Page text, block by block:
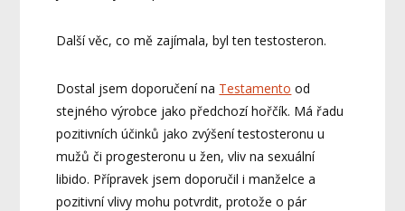
Další věc, co mě zajímala, byl ten testosteron.
Dostal jsem doporučení na Testamento od
stejného výrobce jako předchozí hořčík. Má řadu
pozitivních účinků jako zvýšení testosteronu u
mužů či progesteronu u žen, vliv na sexuální
libido. Přípravek jsem doporučil i manželce a
pozitivní vlivy mohu potvrdit, protože o pár